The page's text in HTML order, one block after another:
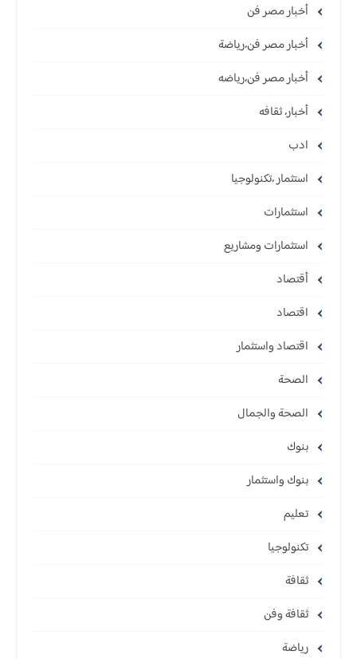
أخبار مصر فن
أخبار مصر فن،رياضة
أخبار مصر فن،رياضه
أخبار، ثقافه
ادب
استثمار ،تكنولوجيا
استثمارات
استثمارات ومشاريع
أقتصاد
اقتصاد
اقتصاد واستثمار
الصحة
الصحة والجمال
بنوك
بنوك واستثمار
تعليم
تكنولوجيا
ثقافة
ثقافة وفن
رياضة